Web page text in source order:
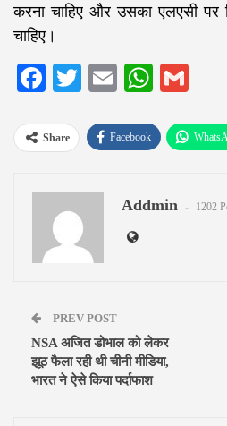
करना चाहिए और उसका एलएसी पर
चाहिए।
Facebook
TwitterEmail
Share Facebook
Addmin 1202
PREV POST
NSA अजित डोभाल को लेकर
झूठ फैला रही थी चीनी मीडिया,
भारत ने ऐसे किया पर्दाफाश